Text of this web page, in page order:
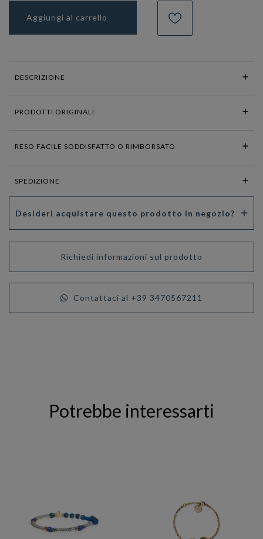
Aggiungi al carrello
DESCRIZIONE
PRODOTTI ORIGINALI
RESO FACILE SODDISFATTO O RIMBORSATO
SPEDIZIONE
Desideri acquistare questo prodotto in negozio?
Richiedi informazioni sul prodotto
Contattaci al +39 3470567211
Potrebbe interessarti